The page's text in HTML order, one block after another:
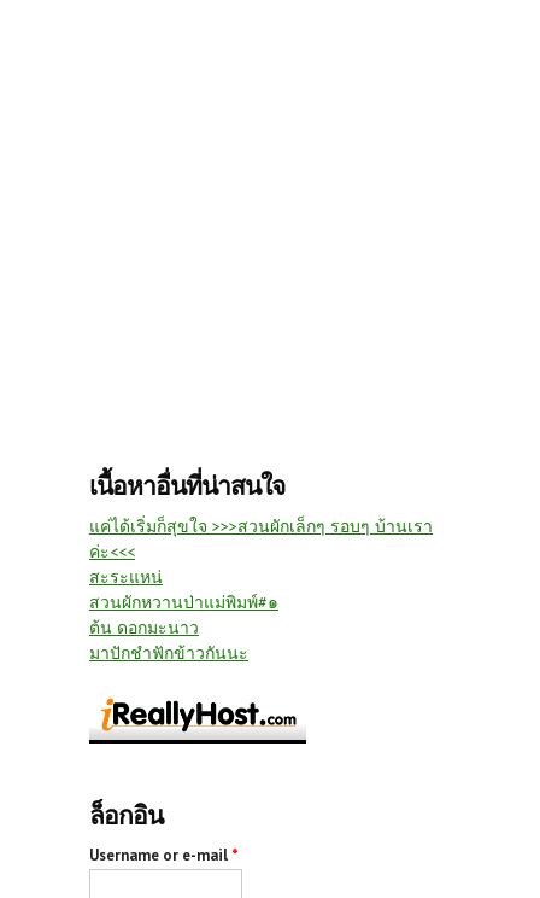
เนื้อหาอื่นที่น่าสนใจ
แค่ได้เริ่มก็สุขใจ >>>สวนผักเล็กๆ รอบๆ บ้านเรา
ค่ะ<<<
สะระแหน่
สวนผักหวานป่าแม่พิมพ์#๑
ต้น ดอกมะนาว
มาปักชำฟักข้าวกันนะ
ล็อกอิน
Username or e-mail *